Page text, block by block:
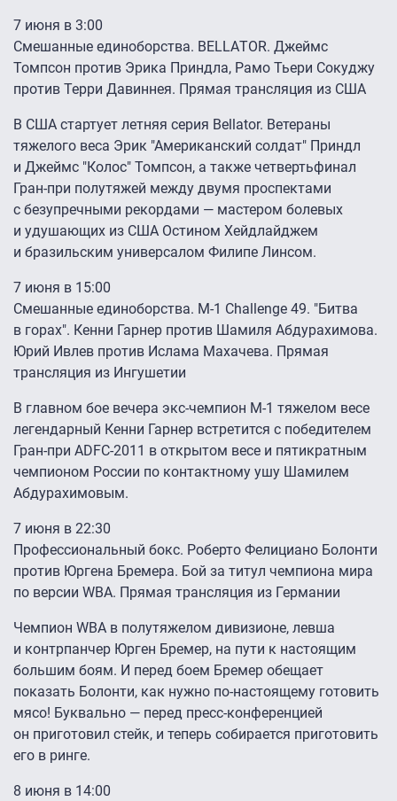
7 июня в 3:00
Смешанные единоборства. BЕLLАTOR. Джеймс
Томпсон против Эрика Приндла, Рамо Тьери Сокуджу
против Терри Давиннея. Прямая трансляция из США
В США стартует летняя серия Bellator. Ветераны
тяжелого веса Эрик "Американский солдат" Приндл
и Джеймс "Колос" Томпсон, а также четвертьфинал
Гран-при полутяжей между двумя проспектами
с безупречными рекордами — мастером болевых
и удушающих из США Остином Хейдлайджем
и бразильским универсалом Филипе Линсом.
7 июня в 15:00
Смешанные единоборства. M-1 Challenge 49. "Битва
в горах". Кенни Гарнер против Шамиля Абдурахимова.
Юрий Ивлев против Ислама Махачева. Прямая
трансляция из Ингушетии
В главном бое вечера экс-чемпион M-1 тяжелом весе
легендарный Кенни Гарнер встретится с победителем
Гран-при ADFC-2011 в открытом весе и пятикратным
чемпионом России по контактному ушу Шамилем
Абдурахимовым.
7 июня в 22:30
Профессиональный бокс. Роберто Фелициано Болонти
против Юргена Бремера. Бой за титул чемпиона мира
по версии WBA. Прямая трансляция из Германии
Чемпион WBA в полутяжелом дивизионе, левша
и контрпанчер Юрген Бремер, на пути к настоящим
большим боям. И перед боем Бремер обещает
показать Болонти, как нужно по-настоящему готовить
мясо! Буквально — перед пресс-конференцией
он приготовил стейк, и теперь собирается приготовить
его в ринге.
8 июня в 14:00